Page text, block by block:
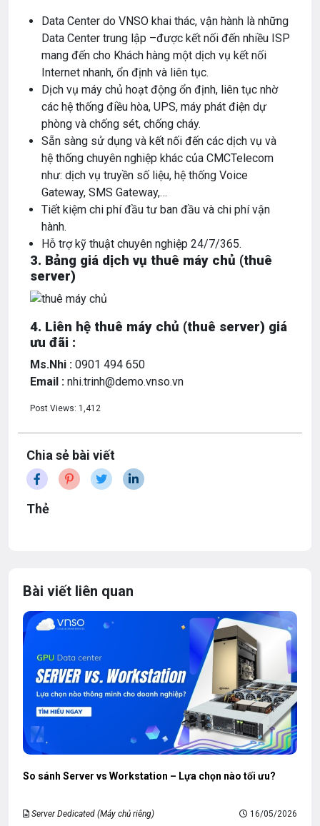
Data Center do VNSO khai thác, vận hành là những
Data Center trung lập –được kết nối đến nhiều ISP
mang đến cho Khách hàng một dịch vụ kết nối
Internet nhanh, ổn định và liên tục.
Dịch vụ máy chủ hoạt động ổn định, liên tục nhờ
các hệ thống điều hòa, UPS, máy phát điện dự
phòng và chống sét, chống cháy.
Sẵn sàng sử dụng và kết nối đến các dịch vụ và
hệ thống chuyên nghiệp khác của CMCTelecom
như: dịch vụ truyền số liệu, hệ thống Voice
Gateway, SMS Gateway,…
Tiết kiệm chi phí đầu tư ban đầu và chi phí vận
hành.
Hỗ trợ kỹ thuật chuyên nghiệp 24/7/365.
3. Bảng giá dịch vụ thuê máy chủ (thuê
server)
4. Liên hệ thuê máy chủ (thuê server) giá
ưu đãi :
Ms.Nhi : 0901 494 650
Email : nhi.trinh@demo.vnso.vn
Post Views: 1,412
Chia sẻ bài viết
Thẻ
Bài viết liên quan
So sánh Server vs Workstation – Lựa chọn nào tối ưu?
Server Dedicated (Máy chủ riêng) 16/05/2026